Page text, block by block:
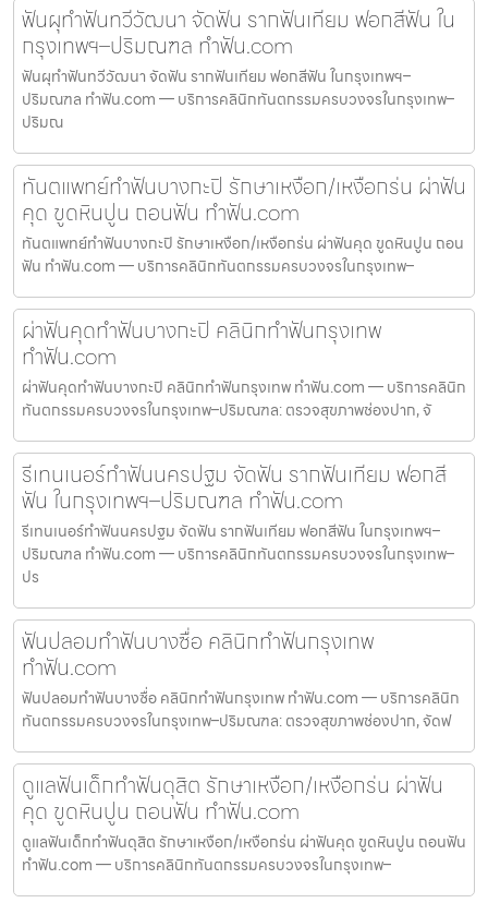
ฟันผุทำฟันทวีวัฒนา จัดฟัน รากฟันเทียม ฟอกสีฟัน ใน
กรุงเทพฯ–ปริมณฑล ทำฟัน.com
ฟันผุทำฟันทวีวัฒนา จัดฟัน รากฟันเทียม ฟอกสีฟัน ในกรุงเทพฯ–
ปริมณฑล ทำฟัน.com — บริการคลินิกทันตกรรมครบวงจรในกรุงเทพ–
ปริมณ
ทันตแพทย์ทำฟันบางกะปิ รักษาเหงือก/เหงือกร่น ผ่าฟัน
คุด ขูดหินปูน ถอนฟัน ทำฟัน.com
ทันตแพทย์ทำฟันบางกะปิ รักษาเหงือก/เหงือกร่น ผ่าฟันคุด ขูดหินปูน ถอน
ฟัน ทำฟัน.com — บริการคลินิกทันตกรรมครบวงจรในกรุงเทพ–
ผ่าฟันคุดทำฟันบางกะปิ คลินิกทำฟันกรุงเทพ
ทำฟัน.com
ผ่าฟันคุดทำฟันบางกะปิ คลินิกทำฟันกรุงเทพ ทำฟัน.com — บริการคลินิก
ทันตกรรมครบวงจรในกรุงเทพ–ปริมณฑล: ตรวจสุขภาพช่องปาก, จั
รีเทนเนอร์ทำฟันนครปฐม จัดฟัน รากฟันเทียม ฟอกสี
ฟัน ในกรุงเทพฯ–ปริมณฑล ทำฟัน.com
รีเทนเนอร์ทำฟันนครปฐม จัดฟัน รากฟันเทียม ฟอกสีฟัน ในกรุงเทพฯ–
ปริมณฑล ทำฟัน.com — บริการคลินิกทันตกรรมครบวงจรในกรุงเทพ–
ปร
ฟันปลอมทำฟันบางซื่อ คลินิกทำฟันกรุงเทพ
ทำฟัน.com
ฟันปลอมทำฟันบางซื่อ คลินิกทำฟันกรุงเทพ ทำฟัน.com — บริการคลินิก
ทันตกรรมครบวงจรในกรุงเทพ–ปริมณฑล: ตรวจสุขภาพช่องปาก, จัดฟ
ดูแลฟันเด็กทำฟันดุสิต รักษาเหงือก/เหงือกร่น ผ่าฟัน
คุด ขูดหินปูน ถอนฟัน ทำฟัน.com
ดูแลฟันเด็กทำฟันดุสิต รักษาเหงือก/เหงือกร่น ผ่าฟันคุด ขูดหินปูน ถอนฟัน
ทำฟัน.com — บริการคลินิกทันตกรรมครบวงจรในกรุงเทพ–